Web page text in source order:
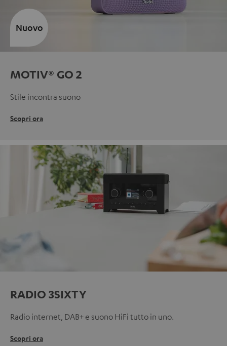
MOTIV® GO 2
Stile incontra suono
Scopri ora
Nuovo
RADIO 3SIXTY
Radio internet, DAB+ e suono HiFi tutto in uno.
Scopri ora